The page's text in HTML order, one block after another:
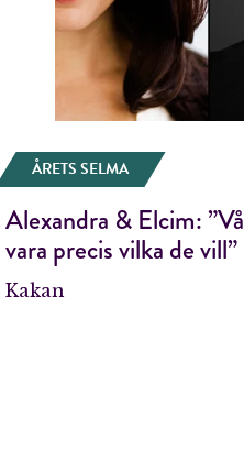
ÅRETS SELMA
Alexandra & Elcim:
vara precis vilka de vill”
Kakan